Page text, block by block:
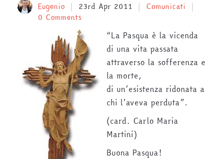
Eugenio 23rd Apr 2011
Comunicati
0 Comments
“La Pasqua è la vicenda
di una vita passata
attraverso la sofferenza e
la morte,
di un’esistenza ridonata a
chi l’aveva perduta”.
(card. Carlo Maria
Martini)
Buona Pasqua!